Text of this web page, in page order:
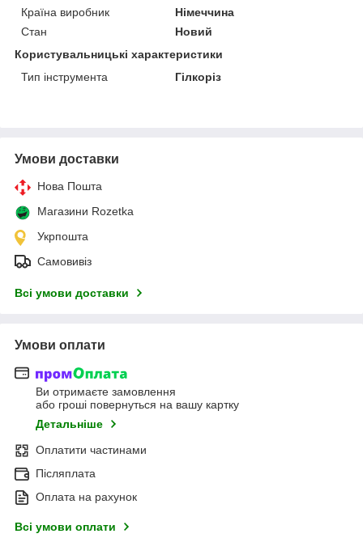
Країна виробник
Німеччина
Стан
Новий
Користувальницькі характеристики
Тип інструмента
Гілкоріз
Умови доставки
Нова Пошта
Магазини Rozetka
Укрпошта
Самовивіз
Всі умови доставки
Умови оплати
Ви отримаєте замовлення
або гроші повернуться на вашу картку
Детальніше
Оплатити частинами
Післяплата
Оплата на рахунок
Всі умови оплати